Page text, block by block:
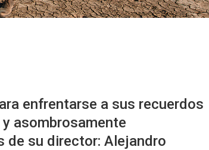
enfrentarse a sus recuerdos
asombrosamente
de su director: Alejandro